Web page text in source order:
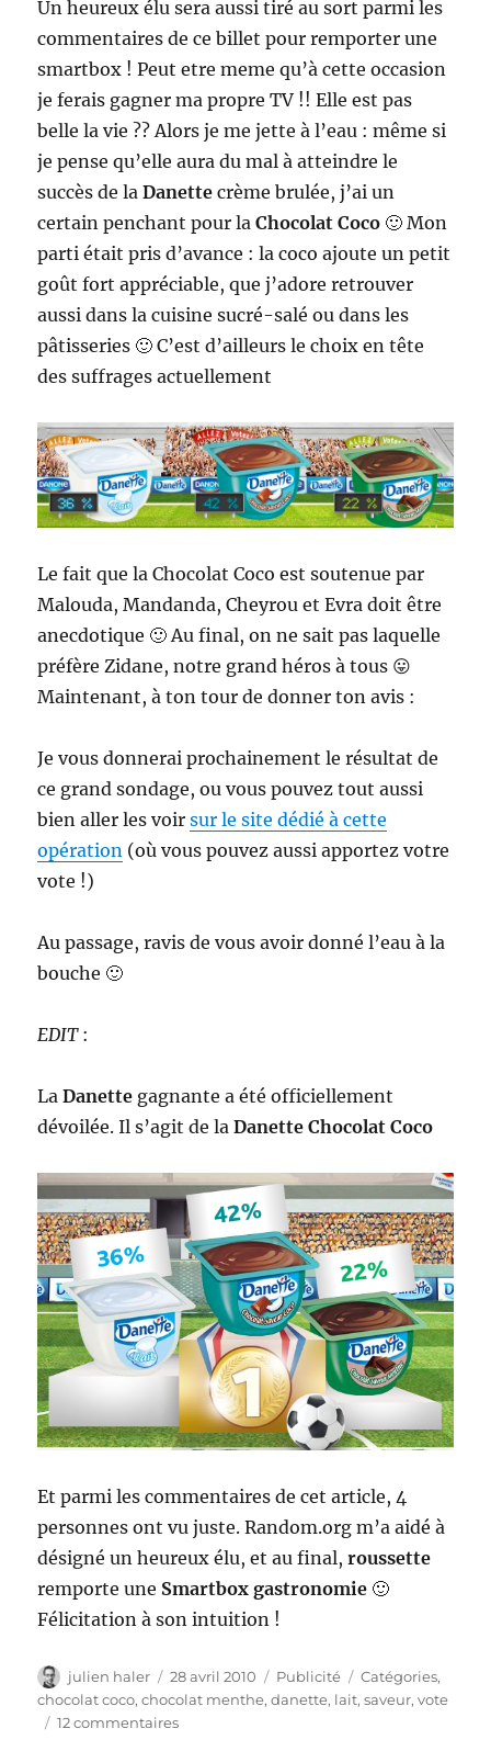
Un heureux élu sera aussi tiré au sort parmi les
commentaires de ce billet pour remporter une
smartbox ! Peut etre meme qu’à cette occasion
je ferais gagner ma propre TV !! Elle est pas
belle la vie ?? Alors je me jette à l’eau : même si
je pense qu’elle aura du mal à atteindre le
succès de laDanette crème brulée, j’ai un
certain penchant pour laChocolat Coco 🙂 Mon
parti était pris d’avance : la coco ajoute un petit
goût fort appréciable, que j’adore retrouver
aussi dans la cuisine sucré-salé ou dans les
pâtisseries 🙂 C’est d’ailleurs le choix en tête
des suffrages actuellement
Le fait que la Chocolat Coco est soutenue par
Malouda, Mandanda, Cheyrou et Evra doit être
anecdotique 🙂 Au final, on ne sait pas laquelle
préfère Zidane, notre grand héros à tous 😛
Maintenant, à ton tour de donner ton avis :
Je vous donnerai prochainement le résultat de
ce grand sondage, ou vous pouvez tout aussi
bien aller les voirsur le site dédié à cette
opération (où vous pouvez aussi apportez votre
vote !)
Au passage, ravis de vous avoir donné l’eau à la
bouche 🙂
EDIT :
LaDanette gagnante a été officiellement
dévoilée. Il s’agit de laDanette Chocolat Coco
Et parmi les commentaires de cet article, 4
personnes ont vu juste. Random.org m’a aidé à
désigné un heureux élu, et au final,roussette
remporte une Smartbox gastronomie 🙂
Félicitation à son intuition !
Auteur
julien haler
Publié
le
28 avril 2010 Catégories
Publicité Étiquettes
Catégories,
chocolat coco,chocolat menthe,danette, lait,saveur,vote
12 commentairessur